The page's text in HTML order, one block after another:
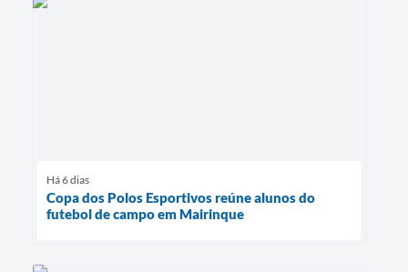
Há 6 dias
Copa dos Polos Esportivos reúne alunos do
futebol de campo em Mairinque